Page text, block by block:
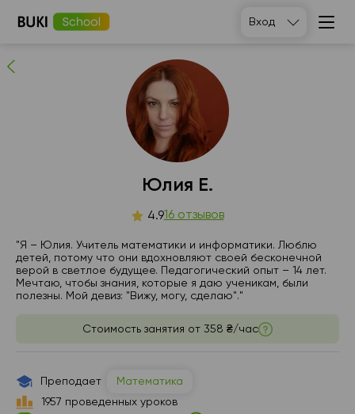
Вход
Юлия Е. людей рекомендуют
Юлия Е.
4.916 отзывов
"Я – Юлия. Учитель математики и информатики. Люблю
детей, потому что они вдохновляют своей бесконечной
верой в светлое будущее. Педагогический опыт – 14 лет.
Мечтаю, чтобы знания, которые я даю ученикам, были
полезны. Мой девиз: "Вижу, могу, сделаю"."
Стоимость занятия от 358 ₴/час
Преподает
Математика
1957 проведенных уроков
сб
вс
Нет
свободных
часов
11:30
15:00
Нет
свободных
часов
19:00